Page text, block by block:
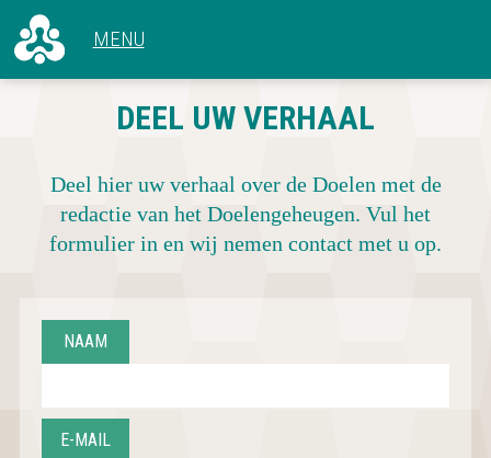
ALLE ARTIKELEN
HET GEBOUW
ACHTER DE SCHERMEN
VOOR 1966
1970 - 1979
1980 - 1989
1990 - 1999
CONCERTOVERZICHT
DEEL UW VERHAAL
Deel hier uw verhaal over de Doelen met de
redactie van het Doelengeheugen. Vul het
formulier in en wij nemen contact met u op.
NAAM
E-MAIL